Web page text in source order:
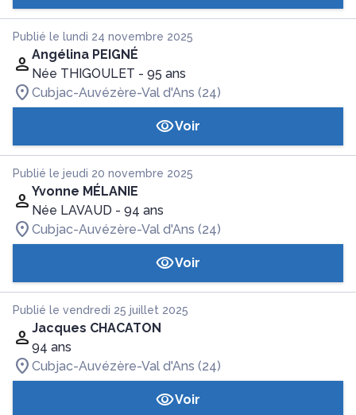
Publié le lundi 24 novembre 2025
Angélina PEIGNÉ
Née THIGOULET - 95 ans
Cubjac-Auvézère-Val d'Ans (24)
Voir
Publié le jeudi 20 novembre 2025
Yvonne MÉLANIE
Née LAVAUD - 94 ans
Cubjac-Auvézère-Val d'Ans (24)
Voir
Publié le vendredi 25 juillet 2025
Jacques CHACATON
94 ans
Cubjac-Auvézère-Val d'Ans (24)
Voir